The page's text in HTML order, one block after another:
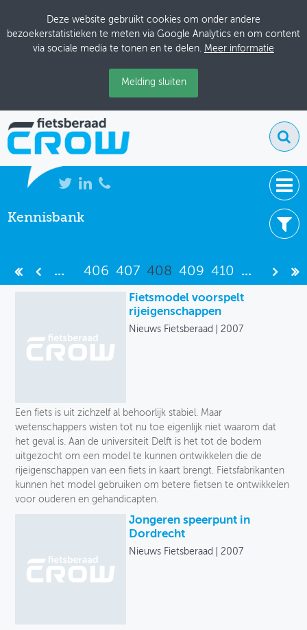
Deze website gebruikt cookies om onder andere
bezoekerstatistieken te meten via Google Analytics en om content
via sociale media te tonen en te delen. Meer informatie
Melding sluiten
NIEUWS
KENNISBANK
OVER FIETSBERAAD
THEMASITES
GEBRUIKER
Kennisbank
Uitgever
... 406 407 408 409 410 ...
Fietsmodel voorspelt
rijeigenschappen
Nieuws Fietsberaad 2007
Een fiets is uit zichzelf al behoorlijk stabiel. Maar
wetenschappers wisten tot nu toe eigenlijk niet waarom dat
het geval is. Aan de universiteit Delft is het tot de bodem
uitgezocht om een model te kunnen ontwikkelen die de
rijeigenschappen van een fiets in kaart brengt. Fietsfabrikanten
kunnen het model gebruiken om betere fietsen te ontwikkelen
voor ouderen en gehandicapten.
Jongeren speerpunt in
Dordrecht
Nieuws Fietsberaad 2007